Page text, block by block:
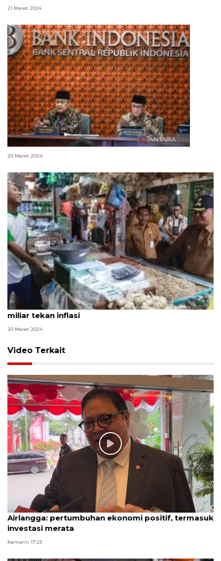
21 Maret 2024
BI: Inflasi tetap terjaga dalam kisaran sasaran
20 Maret 2024
Pemkab Probolinggo alokasikan anggaran Rp2
miliar tekan inflasi
20 Maret 2024
Video Terkait
Airlangga: pertumbuhan ekonomi positif, termasuk
investasi merata
Kemarin 17:23